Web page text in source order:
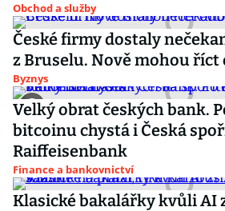
Obchod a služby
České firmy dostaly
z Bruselu. Nově mohou
Byznys
Velký obrat českých bank.
bitcoinu chystá i Česká
Raiffeisenbank
Finance a bankovnictví
Klasické bakalářky kvůli AI